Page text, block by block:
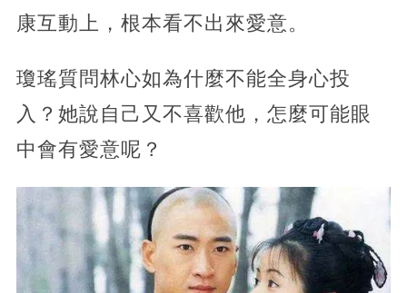
康互動上，根本看不出來愛意。
瓊瑤質問林心如為什麼不能全身心投
入？她說自己又不喜歡他，怎麼可能眼
中會有愛意呢？